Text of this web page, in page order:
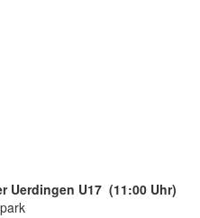
Uerdingen U17 (11:00 Uhr)